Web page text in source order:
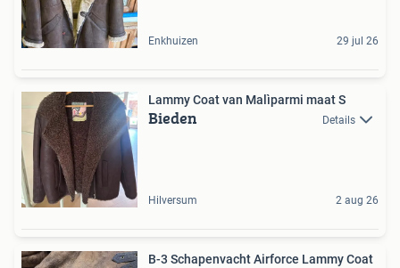
Enkhuizen 29 jul 26
Lammy Coat van Malìparmi maat S
Bieden Details
Hilversum 2 aug 26
B-3 Schapenvacht Airforce Lammy Coat